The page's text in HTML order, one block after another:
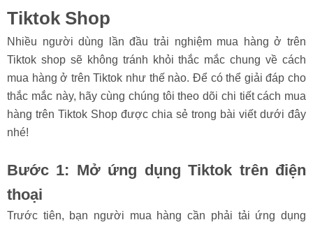
Tiktok Shop
Nhiều người dùng lần đầu trải nghiệm mua hàng ở trên
Tiktok shop sẽ không tránh khỏi thắc mắc chung về cách
mua hàng ở trên Tiktok như thế nào. Để có thể giải đáp cho
thắc mắc này, hãy cùng chúng tôi theo dõi chi tiết cách mua
hàng trên Tiktok Shop được chia sẻ trong bài viết dưới đây
nhé!
Bước 1: Mở ứng dụng Tiktok trên điện
thoại
Trước tiên, bạn người mua hàng cần phải tải ứng dụng